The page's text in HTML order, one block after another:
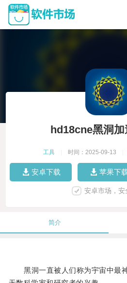
hd18cne黑洞加
工具 时间：2025-09-13
安卓下载 苹果下
安卓市场，安
简介
黑洞一直被人们称为宇宙中最